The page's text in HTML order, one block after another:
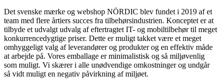
Det svenske mærke og webshop NÖRDIC blev fundet i 2019 af et
team med flere årtiers succes fra tilbehørsindustrien. Konceptet er at
tilbyde et udvalgt udvalg af eftertragtet IT- og mobiltilbehør til meget
konkurrencedygtige priser. Dette er muligt takket være et meget
omhyggeligt valg af leverandører og produkter og en effektiv måde
at arbejde på. Vores emballage er minimalistisk og så miljøvenlig
som muligt. Vi skærer i alle unødvendige omkostninger og undgår
så vidt muligt en negativ påvirkning af miljøet.